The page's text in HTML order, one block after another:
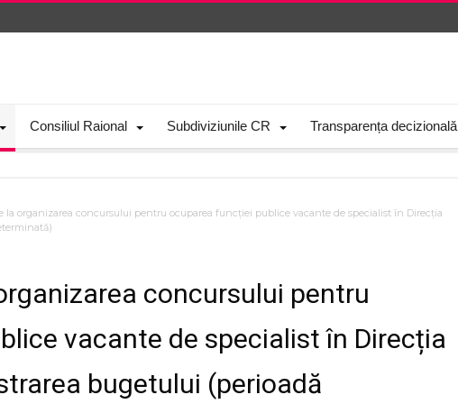
Consiliul Raional Subdiviziunile CR Transparența decizională
la organizarea concursului pentru ocuparea funcției publice vacante de specialist în Direcția
concursului pentru
vacante de specialist în Direcția
bugetului (perioadă